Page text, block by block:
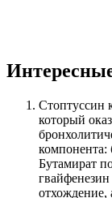
Стоптуссин
который
компонента:
Бутамират
отхождение,